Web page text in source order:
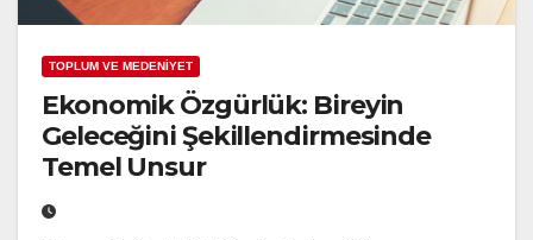
TOPLUM VE MEDENİYET
Ekonomik Özgürlük: Bireyin
Geleceğini Şekillendirmesinde
Temel Unsur